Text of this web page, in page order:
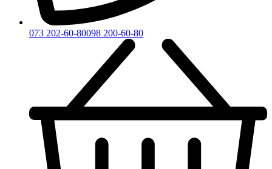
073 202-60-80098 200-60-80